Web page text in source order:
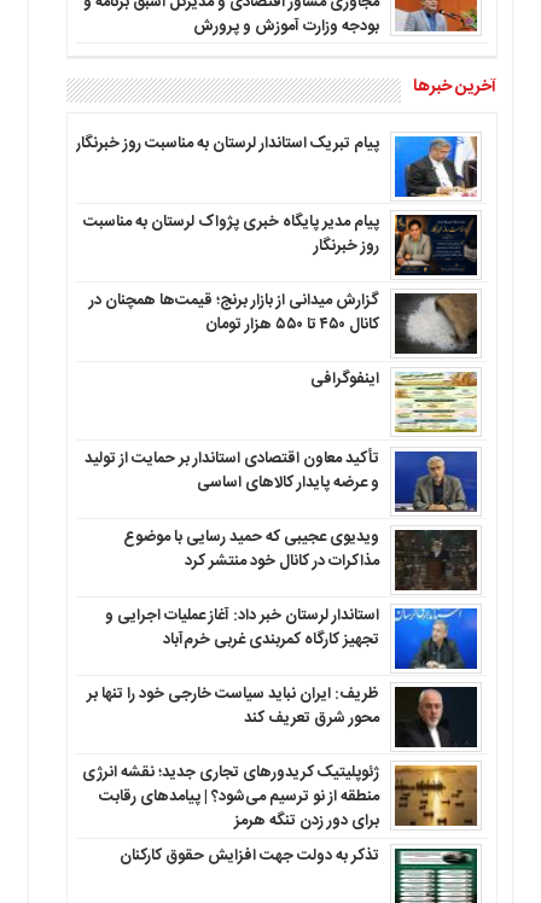
بودجه وزارت آموزش و پرورش
آخرین خبرها
پیام تبریک استاندار لرستان به‌ مناسبت روز خبرنگار
پیام مدیر پایگاه خبری پژواک لرستان به مناسبت
روز خبرنگار
گزارش میدانی از بازار برنج؛ قیمت‌ها همچنان در
کانال ۴۵۰ تا ۵۵۰ هزار تومان
اینفوگرافی
تأکید معاون اقتصادی استاندار بر حمایت از تولید
و عرضه پایدار کالاهای اساسی
ویدیوی عجیبی که حمید رسایی با موضوع
مذاکرات در کانال خود منتشر کرد
استاندار لرستان خبر داد: آغاز عملیات اجرایی و
تجهیز کارگاه کمربندی غربی خرم‌آباد
ظریف: ایران نباید سیاست خارجی خود را تنها بر
محور شرق تعریف کند
ژئوپلیتیک کریدورهای تجاری جدید؛ نقشه انرژی
منطقه‌ از نو ترسیم می‌شود؟ | پیامدهای رقابت
برای دور زدن تنگه هرمز
تذکر به دولت جهت افزایش حقوق کارکنان ‌